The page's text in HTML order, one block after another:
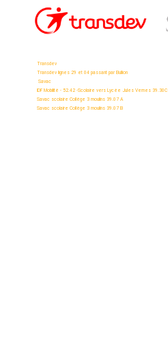
Transdev
Transdev lignes 29 et 04 passant par Bullion
Savac
IDF Mobilité - 52.42 -Scolaire vers Lycée Jules Vernes 39.30C
Savac scolaire Collège 3 moulins 39.07 A
Savac scolaire Collège 3 moulins 39.07 B